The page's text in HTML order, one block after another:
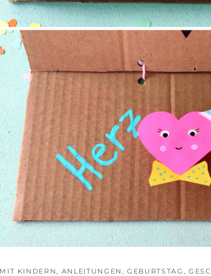
KINDERN, ANLEITUNGEN ,GEBURTSTAG ,